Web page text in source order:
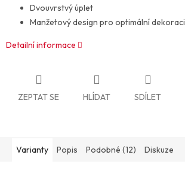
Dvouvrstvý úplet
Manžetový design pro optimální dekoraci
Detailní informace
ZEPTAT SE HLÍDAT SDÍLET
Varianty Popis Podobné (12) Diskuze